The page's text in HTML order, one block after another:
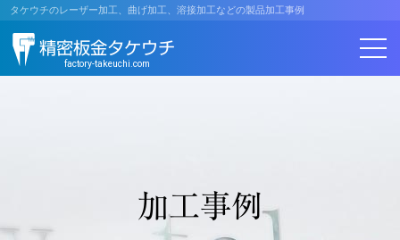
コタケウチのレーザー加工、曲げ加工、溶接加工などの製品加工事例
精密板金タケウチ
factory-takeuchi.com
加工事例